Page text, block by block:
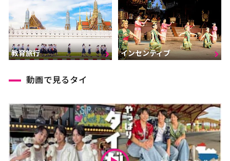
教育旅行 インセンティブ
動画で見るタイ